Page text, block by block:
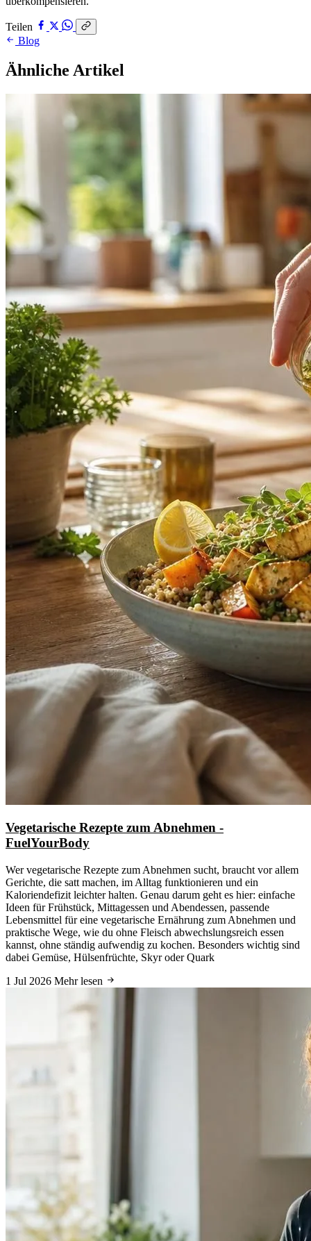
Teilen
Blog
Ähnliche Artikel
Vegetarische Rezepte zum Abnehmen -
FuelYourBody
Wer vegetarische Rezepte zum Abnehmen sucht, braucht vor allem
Gerichte, die satt machen, im Alltag funktionieren und ein
Kaloriendefizit leichter halten. Genau darum geht es hier: einfache
Ideen für Frühstück, Mittagessen und Abendessen, passende
Lebensmittel für eine vegetarische Ernährung zum Abnehmen und
praktische Wege, wie du ohne Fleisch abwechslungsreich essen
kannst, ohne ständig aufwendig zu kochen. Besonders wichtig sind
dabei Gemüse, Hülsenfrüchte, Skyr oder Quark
1 Jul 2026 Mehr lesen